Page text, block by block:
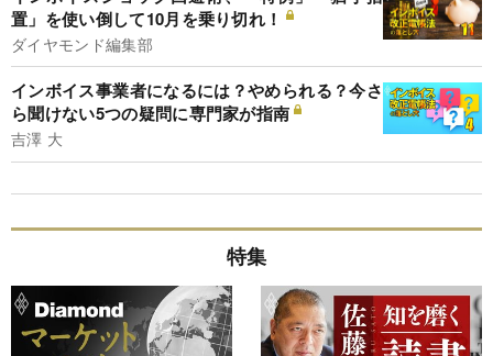
置」を使い倒して10月を乗り切れ！
ダイヤモンド編集部
インボイス事業者になるには？やめられる？今さ
ら聞けない5つの疑問に専門家が指南
吉澤 大
特集